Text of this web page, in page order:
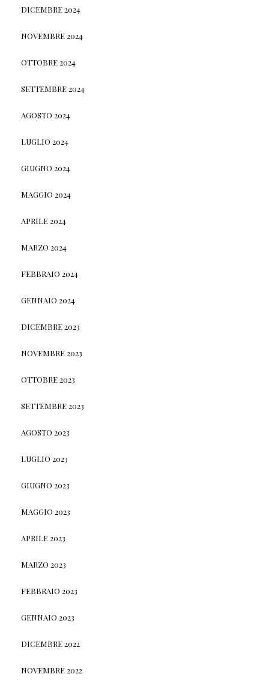
DICEMBRE 2024
NOVEMBRE 2024
OTTOBRE 2024
SETTEMBRE 2024
AGOSTO 2024
LUGLIO 2024
GIUGNO 2024
MAGGIO 2024
APRILE 2024
MARZO 2024
FEBBRAIO 2024
GENNAIO 2024
DICEMBRE 2023
NOVEMBRE 2023
OTTOBRE 2023
SETTEMBRE 2023
AGOSTO 2023
LUGLIO 2023
GIUGNO 2023
MAGGIO 2023
APRILE 2023
MARZO 2023
FEBBRAIO 2023
GENNAIO 2023
DICEMBRE 2022
NOVEMBRE 2022